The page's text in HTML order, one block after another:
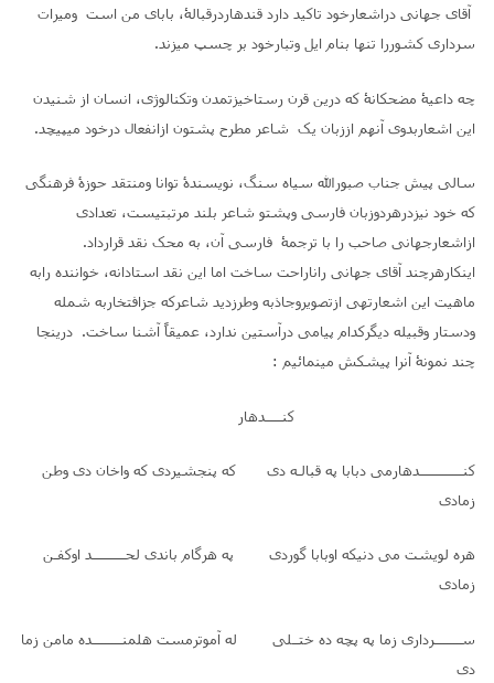
آقای جهانی دراشعارخود تاکید دارد قندهاردرقبالۀ، بابای من است ومیرات
سرداری کشوررا تنها بنام ایل وتبارخود بر چسپ میزند.
چه داعیۀ مضحکانۀ که درین قرن رستاخیزتمدن وتکنالوژی، انسان از شنیدن
این اشعاربدوی آنهم اززبان یک شاعر مطرح پشتون ازانفعال درخود میپیچد.
سالی پیش جناب صبورالله سیاه سنگ، نویسندۀ توانا ومنتقد حوزۀ فرهنگی
که خود نیزدرهردوزبان فارسی وپشتو شاعر بلند مرتبتیست، تعدادی
ازاشعارجهانی صاحب را با ترجمۀ فارسی آن، به محک نقد قرارداد.
اینکارهرچند آقای جهانی راناراحت ساخت اما این نقد استادانه، خواننده رابه
ماهیت این اشعارتهی ازتصویروجاذبه وطرزدید شاعرکه جزافتخاربه شمله
ودستار وقبیله دیگرکدام پیامی درآستین ندارد، عمیقاً آشنا ساخت. درینجا
چند نمونۀ آنرا پیشکش مینمائیم :
کنـــــدهار
کنـــــــــــــدهارمی دبابا په قبالـه دی که پنجشیردی که واخان دی وطن
زمادی
هره لویشت می دنیکه اوبابا گوردی په هرگام باندی لحــــــــــد اوکفـن
زمادی
ســــــــرداری زما په پچه ده ختــلی له آموترمست هلمنـــــــــده مامن زما
دی